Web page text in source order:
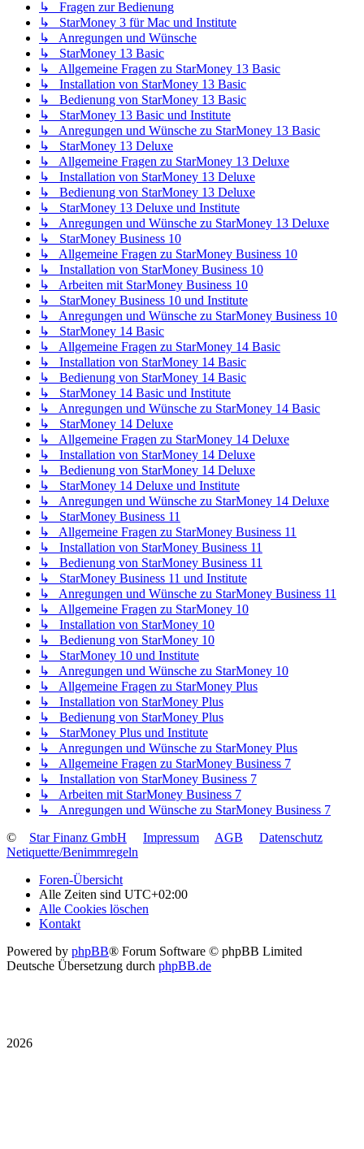
↳ Fragen zur Bedienung
↳ StarMoney 3 für Mac und Institute
↳ Anregungen und Wünsche
↳ StarMoney 13 Basic
↳ Allgemeine Fragen zu StarMoney 13 Basic
↳ Installation von StarMoney 13 Basic
↳ Bedienung von StarMoney 13 Basic
↳ StarMoney 13 Basic und Institute
↳ Anregungen und Wünsche zu StarMoney 13 Basic
↳ StarMoney 13 Deluxe
↳ Allgemeine Fragen zu StarMoney 13 Deluxe
↳ Installation von StarMoney 13 Deluxe
↳ Bedienung von StarMoney 13 Deluxe
↳ StarMoney 13 Deluxe und Institute
↳ Anregungen und Wünsche zu StarMoney 13 Deluxe
↳ StarMoney Business 10
↳ Allgemeine Fragen zu StarMoney Business 10
↳ Installation von StarMoney Business 10
↳ Arbeiten mit StarMoney Business 10
↳ StarMoney Business 10 und Institute
↳ Anregungen und Wünsche zu StarMoney Business 10
↳ StarMoney 14 Basic
↳ Allgemeine Fragen zu StarMoney 14 Basic
↳ Installation von StarMoney 14 Basic
↳ Bedienung von StarMoney 14 Basic
↳ StarMoney 14 Basic und Institute
↳ Anregungen und Wünsche zu StarMoney 14 Basic
↳ StarMoney 14 Deluxe
↳ Allgemeine Fragen zu StarMoney 14 Deluxe
↳ Installation von StarMoney 14 Deluxe
↳ Bedienung von StarMoney 14 Deluxe
↳ StarMoney 14 Deluxe und Institute
↳ Anregungen und Wünsche zu StarMoney 14 Deluxe
↳ StarMoney Business 11
↳ Allgemeine Fragen zu StarMoney Business 11
↳ Installation von StarMoney Business 11
↳ Bedienung von StarMoney Business 11
↳ StarMoney Business 11 und Institute
↳ Anregungen und Wünsche zu StarMoney Business 11
↳ Allgemeine Fragen zu StarMoney 10
↳ Installation von StarMoney 10
↳ Bedienung von StarMoney 10
↳ StarMoney 10 und Institute
↳ Anregungen und Wünsche zu StarMoney 10
↳ Allgemeine Fragen zu StarMoney Plus
↳ Installation von StarMoney Plus
↳ Bedienung von StarMoney Plus
↳ StarMoney Plus und Institute
↳ Anregungen und Wünsche zu StarMoney Plus
↳ Allgemeine Fragen zu StarMoney Business 7
↳ Installation von StarMoney Business 7
↳ Arbeiten mit StarMoney Business 7
↳ Anregungen und Wünsche zu StarMoney Business 7
©
Star Finanz GmbH Impressum AGB
Datenschutz
Netiquette/Benimmregeln
Foren-Übersicht
Alle Zeiten sind UTC+02:00
Alle Cookies löschen
Kontakt
Powered by phpBB® Forum Software © phpBB Limited
Deutsche Übersetzung durch phpBB.de
2026